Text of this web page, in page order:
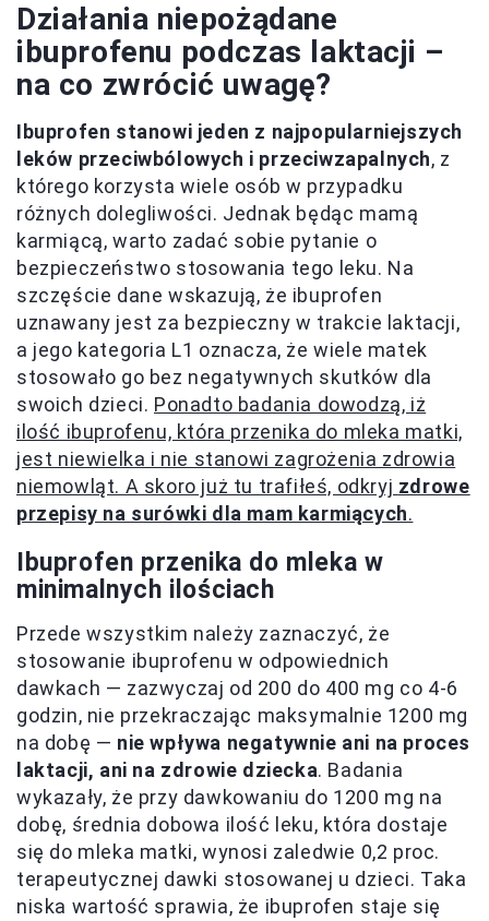
Działania niepożądane
ibuprofenu podczas laktacji –
na co zwrócić uwagę?
Ibuprofen stanowi jeden z najpopularniejszych
leków przeciwbólowych i przeciwzapalnych, z
którego korzysta wiele osób w przypadku
różnych dolegliwości. Jednak będąc mamą
karmiącą, warto zadać sobie pytanie o
bezpieczeństwo stosowania tego leku. Na
szczęście dane wskazują, że ibuprofen
uznawany jest za bezpieczny w trakcie laktacji,
a jego kategoria L1 oznacza, że wiele matek
stosowało go bez negatywnych skutków dla
swoich dzieci. Ponadto badania dowodzą, iż
ilość ibuprofenu, która przenika do mleka matki,
jest niewielka i nie stanowi zagrożenia zdrowia
niemowląt. A skoro już tu trafiłeś, odkryj zdrowe
przepisy na surówki dla mam karmiących.
Ibuprofen przenika do mleka w
minimalnych ilościach
Przede wszystkim należy zaznaczyć, że
stosowanie ibuprofenu w odpowiednich
dawkach — zazwyczaj od 200 do 400 mg co 4-6
godzin, nie przekraczając maksymalnie 1200 mg
na dobę — nie wpływa negatywnie ani na proces
laktacji, ani na zdrowie dziecka. Badania
wykazały, że przy dawkowaniu do 1200 mg na
dobę, średnia dobowa ilość leku, która dostaje
się do mleka matki, wynosi zaledwie 0,2 proc.
terapeutycznej dawki stosowanej u dzieci. Taka
niska wartość sprawia, że ibuprofen staje się